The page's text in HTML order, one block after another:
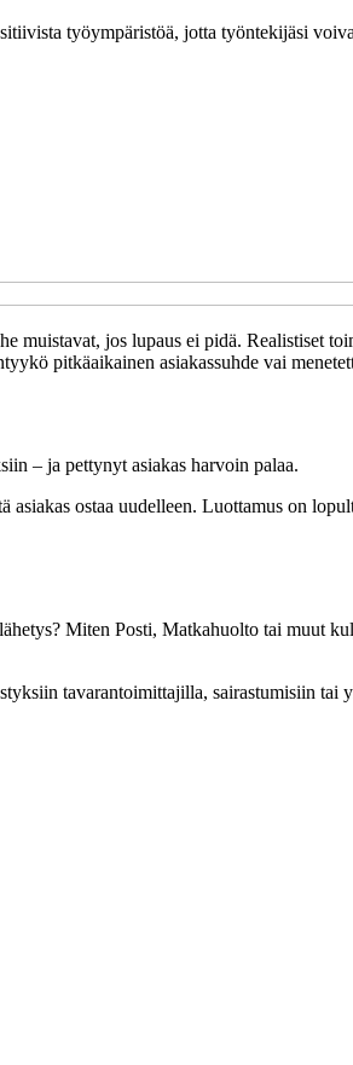
työympäristöä, jotta työntekijäsi
muistavat, jos lupaus ei pidä. Realistiset
pitkäaikainen asiakassuhde vai
– ja pettynyt asiakas harvoin palaa.
asiakas ostaa uudelleen. Luottamus on
Miten Posti, Matkahuolto tai muut
tavarantoimittajilla, sairastumisiin tai